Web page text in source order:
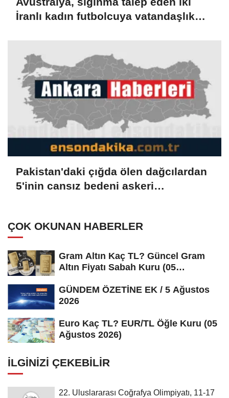
İranlı kadın futbolcuya vatandaşlık
Pakistan'daki çığda ölen dağcılardan
5'inin cansız bedeni askeri
ÇOK OKUNAN HABERLER
Gram Altın Kaç TL? Güncel Gram
Altın Fiyatı Sabah Kuru (05
GÜNDEM ÖZETİNE EK / 5 Ağustos
2026
Euro Kaç TL? EUR/TL Öğle Kuru (05
Ağustos 2026)
İLGINIZI ÇEKEBILIR
22. Uluslararası Coğrafya Olimpiyatı, 11-17